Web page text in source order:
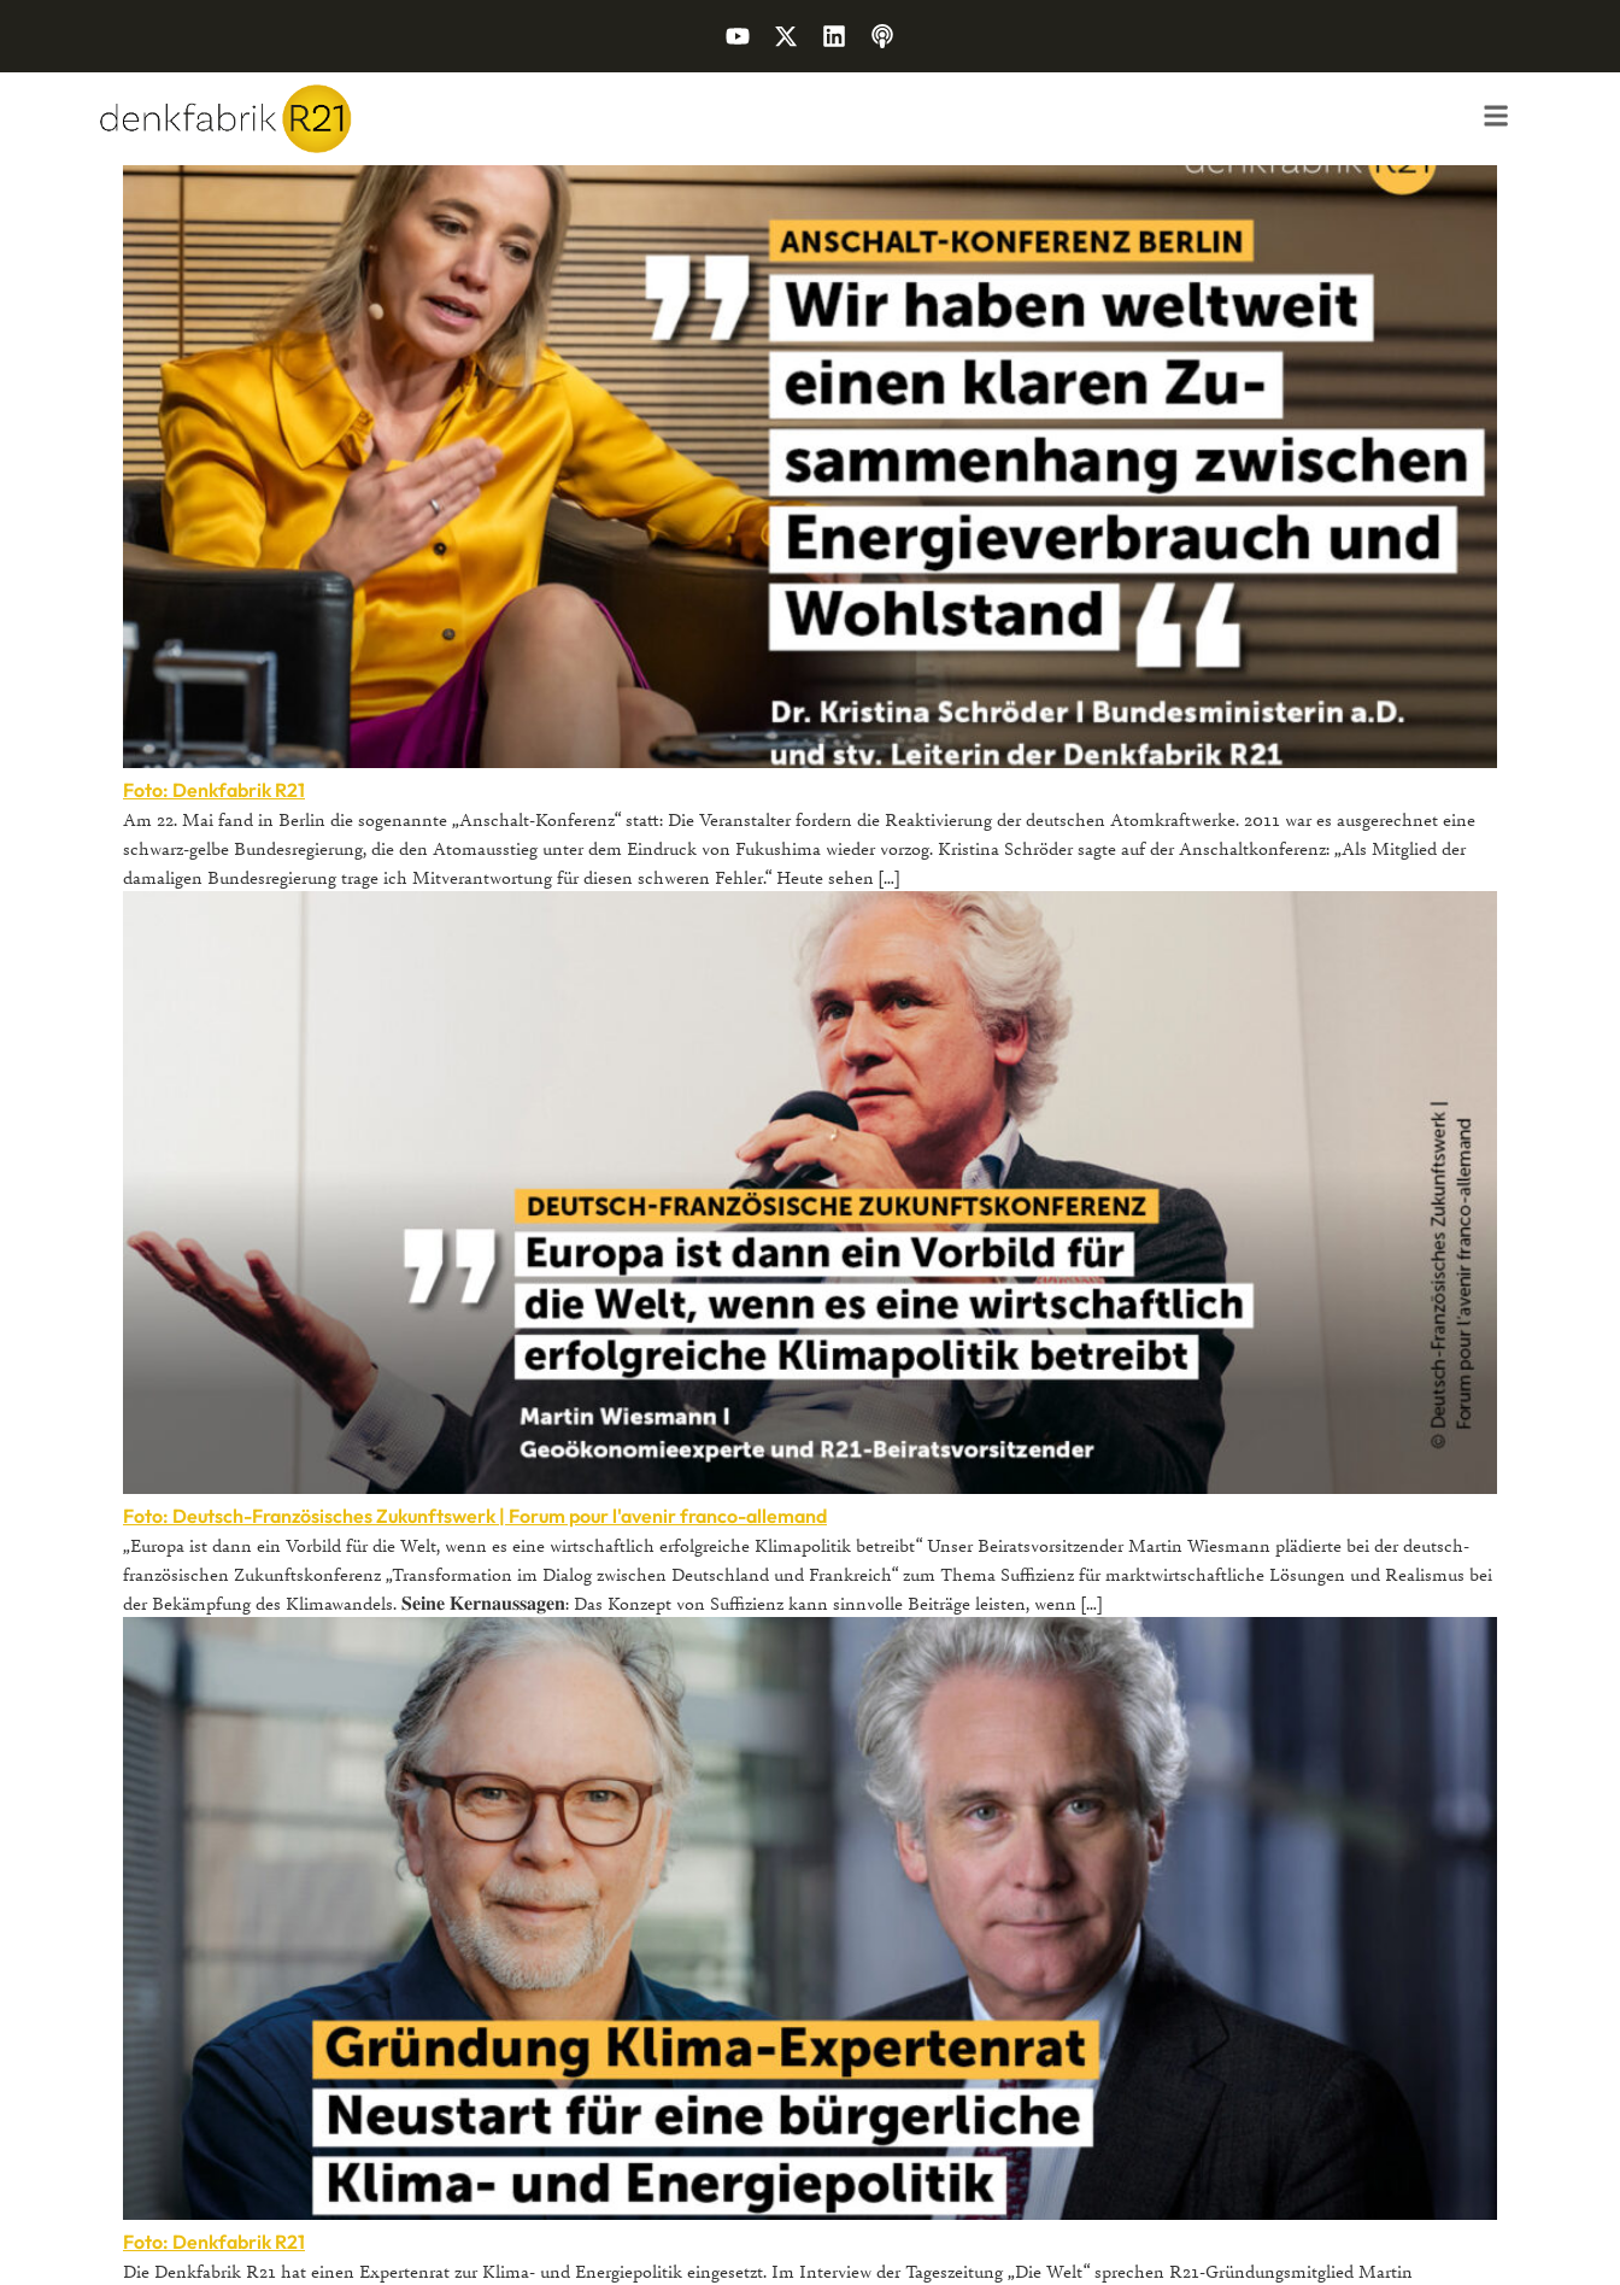
Foto: Denkfabrik R21
Am 22. Mai fand in Berlin die sogenannte „Anschalt-Konferenz“ statt: Die Veranstalter fordern die Reaktivierung der deutschen Atomkraftwerke. 2011 war es ausgerechnet eine
schwarz-gelbe Bundesregierung, die den Atomausstieg unter dem Eindruck von Fukushima wieder vorzog. Kristina Schröder sagte auf der Anschaltkonferenz: „Als Mitglied der
damaligen Bundesregierung trage ich Mitverantwortung für diesen schweren Fehler.“ Heute sehen […]
Foto: Deutsch-Französisches Zukunftswerk | Forum pour l'avenir franco-allemand
„Europa ist dann ein Vorbild für die Welt, wenn es eine wirtschaftlich erfolgreiche Klimapolitik betreibt“ Unser Beiratsvorsitzender Martin Wiesmann plädierte bei der deutsch-
französischen Zukunftskonferenz „Transformation im Dialog zwischen Deutschland und Frankreich“ zum Thema Suffizienz für marktwirtschaftliche Lösungen und Realismus bei
der Bekämpfung des Klimawandels. 𝐒𝐞𝐢𝐧𝐞 𝐊𝐞𝐫𝐧𝐚𝐮𝐬𝐬𝐚𝐠𝐞𝐧: Das Konzept von Suffizienz kann sinnvolle Beiträge leisten, wenn […]
Foto: Denkfabrik R21
Die Denkfabrik R21 hat einen Expertenrat zur Klima- und Energiepolitik eingesetzt. Im Interview der Tageszeitung „Die Welt“ sprechen R21-Gründungsmitglied Martin